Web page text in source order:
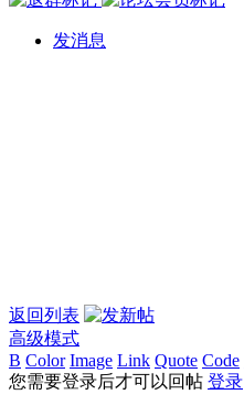
发消息
返回列表
高级模式
B Color Image Link Quote Code
您需要登录后才可以回帖 登录